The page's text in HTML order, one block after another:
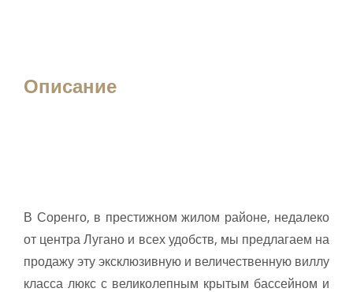
Описание
В Соренго, в престижном жилом районе, недалеко
от центра Лугано и всех удобств, мы предлагаем на
продажу эту эксклюзивную и величественную виллу
класса люкс с великолепным крытым бассейном и